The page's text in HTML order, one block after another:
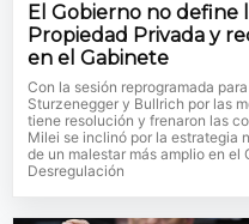
El Gobierno no define
Propiedad Privada y
en el Gabinete
Con la sesión reprogramada
Sturzenegger y Bullrich por las
tiene resolución y frenaron las
Milei se inclinó por la estrategia
de un malestar más amplio en el
Desregulación